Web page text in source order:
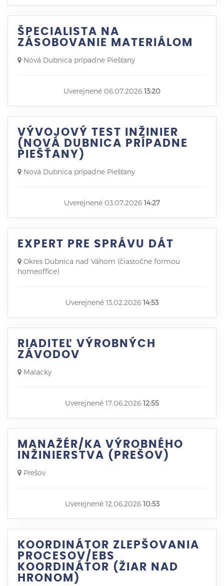
ŠPECIALISTA NA
ZÁSOBOVANIE MATERIÁLOM
Nová Dubnica prípadne Piešťany
Uverejnené 06.07.2026 13:20
VÝVOJOVÝ TEST INŽINIER
(NOVÁ DUBNICA PRÍPADNE
PIEŠŤANY)
Nová Dubnica prípadne Piešťany
Uverejnené 03.07.2026 14:27
EXPERT PRE SPRÁVU DÁT
Okres Dubnica nad Váhom (čiastočne formou
homeoffice)
Uverejnené 13.02.2026 14:53
RIADITEĽ VÝROBNÝCH
ZÁVODOV
Malacky
Uverejnené 17.06.2026 12:55
MANAŽÉR/KA VÝROBNÉHO
INŽINIERSTVA (PREŠOV)
Prešov
Uverejnené 12.06.2026 10:53
KOORDINÁTOR ZLEPŠOVANIA
PROCESOV/EBS
KOORDINÁTOR (ŽIAR NAD
HRONOM)